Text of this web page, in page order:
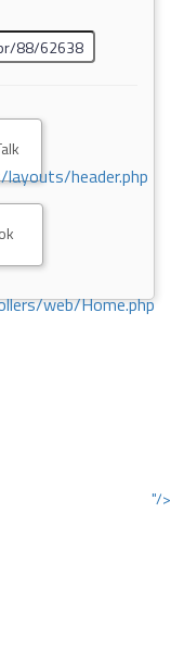
header.php
web/Home.php
"/>